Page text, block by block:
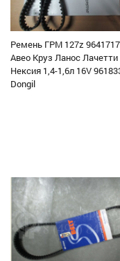
Ремень ГРМ 127z
Авео Круз Ланос Лачетти
Нексия 1,4-1,6л 16V
Dongil